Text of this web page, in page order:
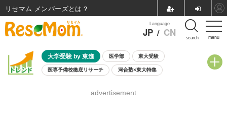
menu
Language
JP / CN search
大学受験 by 東進 医学部 東大受験
医専予備校徹底リサーチ 河合塾×東大特集
8月開催学校説明会・相談会
advertisement
リセマム メンバーズ